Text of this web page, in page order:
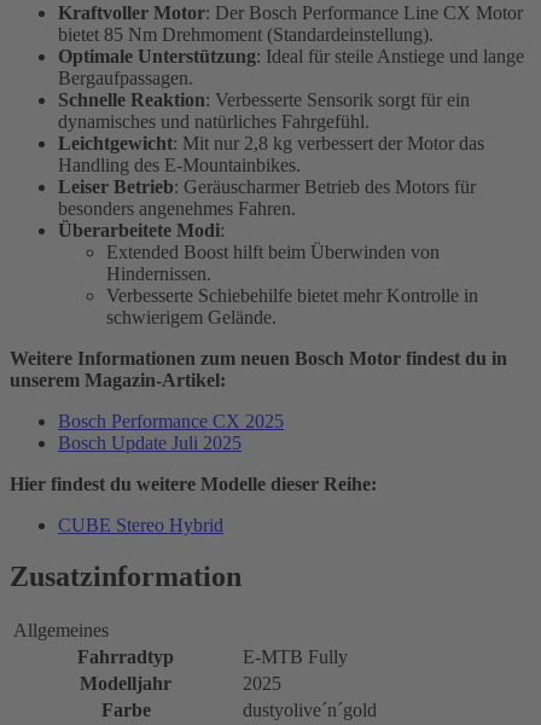
Kraftvoller Motor: Der Bosch Performance Line CX Motor
bietet 85 Nm Drehmoment (Standardeinstellung).
Optimale Unterstützung: Ideal für steile Anstiege und lange
Bergaufpassagen.
Schnelle Reaktion: Verbesserte Sensorik sorgt für ein
dynamisches und natürliches Fahrgefühl.
Leichtgewicht: Mit nur 2,8 kg verbessert der Motor das
Handling des E-Mountainbikes.
Leiser Betrieb: Geräuscharmer Betrieb des Motors für
besonders angenehmes Fahren.
Überarbeitete Modi:
Extended Boost hilft beim Überwinden von
Hindernissen.
Verbesserte Schiebehilfe bietet mehr Kontrolle in
schwierigem Gelände.
Weitere Informationen zum neuen Bosch Motor findest du in
unserem Magazin-Artikel:
Bosch Performance CX 2025
Bosch Update Juli 2025
Hier findest du weitere Modelle dieser Reihe:
CUBE Stereo Hybrid
Zusatzinformation
Allgemeines
Fahrradtyp
E-MTB Fully
Modelljahr
2025
Farbe
dustyolive´n´gold